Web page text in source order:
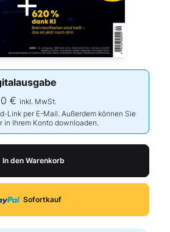
€ inkl. MwSt.
Link per E-Mail. Außerdem können Sie
in Ihrem Konto downloaden.
In den Warenkorb
Sofortkauf